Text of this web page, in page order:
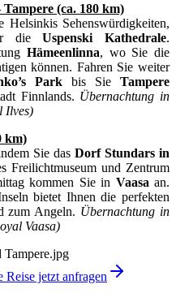
(ca. 180 km)
Helsinkis Sehenswürdigkeiten,
dieUspenski Kathedrale.
Hämeenlinna, wo Sie die
können. Fahren Sie weiter
Parkbis Sie Tampere
Finnlands. Übernachtung in
Ilves)
km)
Sie dasDorf Stundars in
Freilichtmuseum und Zentrum
kommen Sie in Vaasa an.
bietet Ihnen die perfekten
zum Angeln. Übernachtung in
Vaasa)
jetzt anfragen